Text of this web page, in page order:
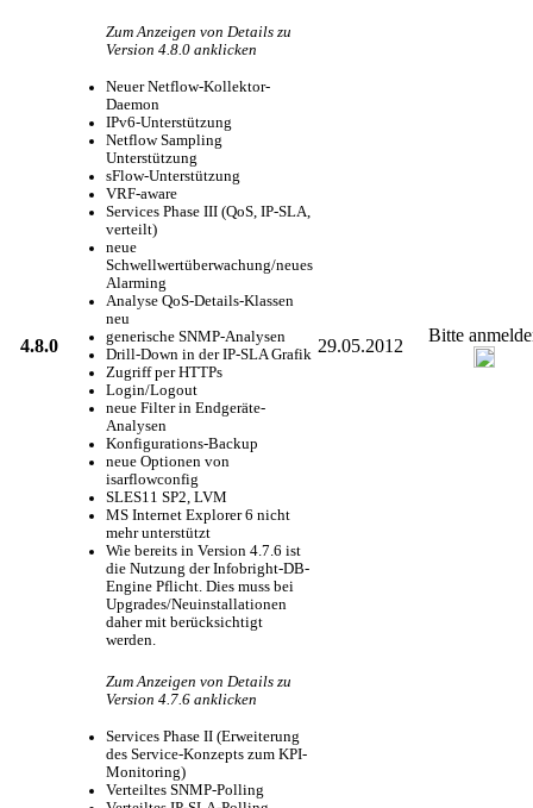
4.8.0
Zum Anzeigen von Details zu
Version 4.8.0 anklicken
Neuer Netflow-Kollektor-
Daemon
IPv6-Unterstützung
Netflow Sampling
Unterstützung
sFlow-Unterstützung
VRF-aware
Services Phase III (QoS, IP-SLA,
verteilt)
neue
Schwellwertüberwachung/neues
Alarming
Analyse QoS-Details-Klassen
neu
generische SNMP-Analysen
Drill-Down in der IP-SLA Grafik
Zugriff per HTTPs
Login/Logout
neue Filter in Endgeräte-
Analysen
Konfigurations-Backup
neue Optionen von
isarflowconfig
SLES11 SP2, LVM
MS Internet Explorer 6 nicht
mehr unterstützt
Wie bereits in Version 4.7.6 ist
die Nutzung der Infobright-DB-
Engine Pflicht. Dies muss bei
Upgrades/Neuinstallationen
daher mit berücksichtigt
werden.
29.05.2012
Bitte
Zum Anzeigen von Details zu
Version 4.7.6 anklicken
Services Phase II (Erweiterung
des Service-Konzepts zum KPI-
Monitoring)
Verteiltes SNMP-Polling